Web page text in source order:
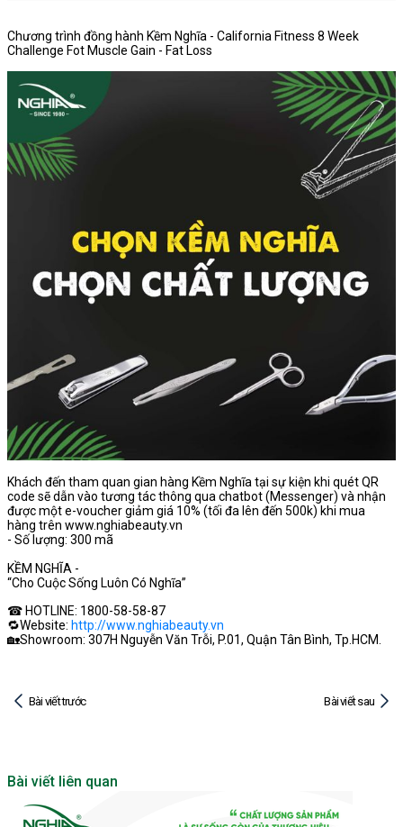
Chương trình đồng hành Kềm Nghĩa - California Fitness 8 Week
Challenge Fot Muscle Gain - Fat Loss
Khách đến tham quan gian hàng Kềm Nghĩa tại sự kiện khi quét QR
code sẽ dẫn vào tương tác thông qua chatbot (Messenger) và nhận
được một e-voucher giảm giá 10% (tối đa lên đến 500k) khi mua
hàng trên www.nghiabeauty.vn
- Số lượng: 300 mã
KỀM NGHĨA -
“Cho Cuộc Sống Luôn Có Nghĩa”
☎ HOTLINE: 1800-58-58-87
🔁Website: http://www.nghiabeauty.vn
🏡Showroom: 307H Nguyễn Văn Trỗi, P.01, Quận Tân Bình, Tp.HCM.
Bài viết trước Bài viết sau
Bài viết liên quan